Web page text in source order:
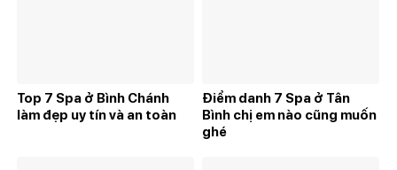
Top 7 Spa ở Bình Chánh
làm đẹp uy tín và an toàn
Điểm danh 7 Spa ở Tân
Bình chị em nào cũng muốn
ghé